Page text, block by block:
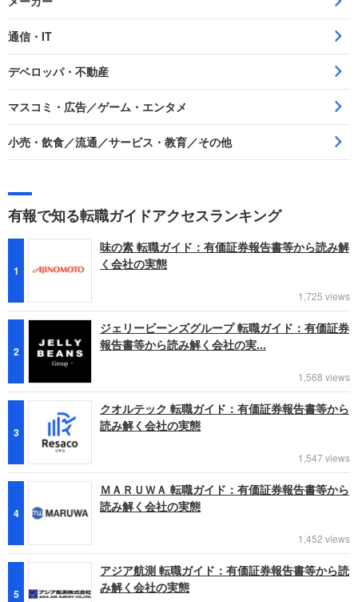
通信・IT
デベロッパ・不動産
マスコミ・広告／ゲーム・エンタメ
小売・飲食／流通／サービス・教育／その他
有報で知る転職ガイドアクセスランキング
1
味の素 転職ガイド：有価証券報告書等から読み解
く会社の実態
1,725 views
2
ジェリービーンズグループ 転職ガイド：有価証券
報告書等から読み解く会社の実...
1,568 views
3
クオルテック 転職ガイド：有価証券報告書等から
読み解く会社の実態
1,547 views
4
ＭＡＲＵＷＡ 転職ガイド：有価証券報告書等から
読み解く会社の実態
1,452 views
5
アジア航測 転職ガイド：有価証券報告書等から読
み解く会社の実態